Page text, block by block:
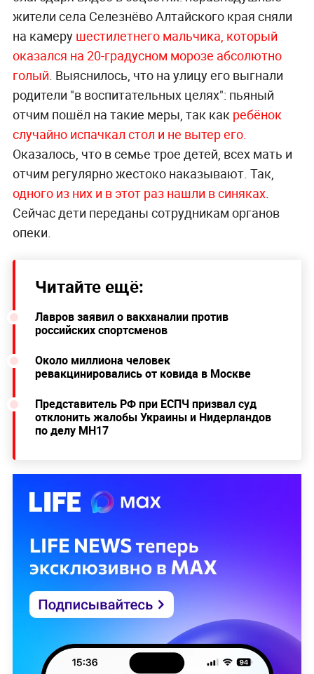
жители села Селезнёво Алтайского края сняли
на камеру шестилетнего мальчика, который
оказался на 20-градусном морозе абсолютно
голый . Выяснилось, что на улицу его выгнали
родители "в воспитательных целях": пьяный
отчим пошёл на такие меры, так как ребёнок
случайно испачкал стол и не вытер его.
Оказалось, что в семье трое детей, всех мать и
отчим регулярно жестоко наказывают. Так,
одного из них и в этот раз нашли в синяках.
Сейчас дети переданы сотрудникам органов
опеки.
Читайте ещё:
Лавров заявил о вакханалии против
российских спортсменов
Около миллиона человек
ревакцинировались от ковида в Москве
Представитель РФ при ЕСПЧ призвал суд
отклонить жалобы Украины и Нидерландов
по делу MH17